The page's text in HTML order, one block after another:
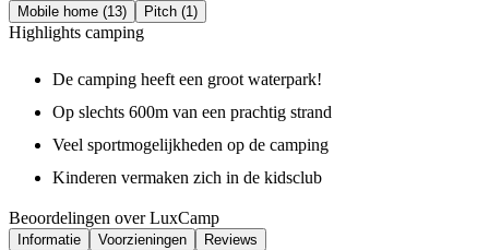
Mobile home (13) Pitch (1)
Highlights camping
De camping heeft een groot waterpark!
Op slechts 600m van een prachtig strand
Veel sportmogelijkheden op de camping
Kinderen vermaken zich in de kidsclub
Beoordelingen over LuxCamp
Informatie Voorzieningen Reviews